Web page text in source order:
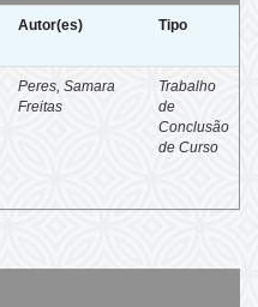
Autor(es) Tipo
Peres, Samara
Freitas
Trabalho
de
Conclusão
de Curso